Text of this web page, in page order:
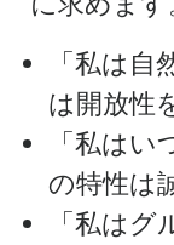
「私は
は開放性
「私は
の特性は
「私は